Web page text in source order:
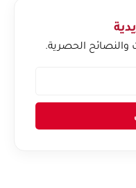
الحصرية.